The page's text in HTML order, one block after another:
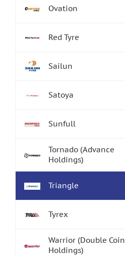
Ovation
Red Tyre
Sailun
Satoya
Sunfull
Tornado (Advance
Holdings)
Triangle
Tyrex
Warrior (Double Coin
Holdings)